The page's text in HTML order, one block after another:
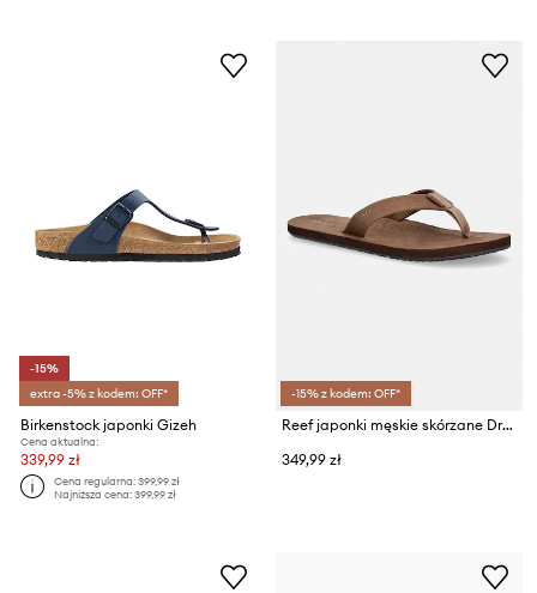
-15%
extra -5% z kodem: OFF*
Birkenstock japonki Gizeh
Cena aktualna:
339,99 zł
Cena regularna:399,99 zł
Najniższa cena:399,99 zł
-15% z kodem: OFF*
Reef japonki męskie skórzane Draftsmen
349,99 zł